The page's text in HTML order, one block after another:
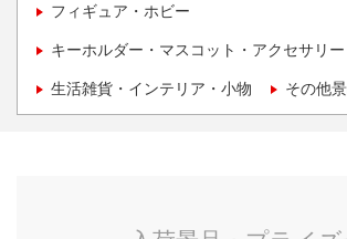
フィギュア・ホビー
キーホルダー・マスコット・アクセサリー
生活雑貨・インテリア・小物 その他